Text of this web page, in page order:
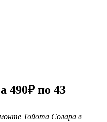
по 43
Тойота Солара в